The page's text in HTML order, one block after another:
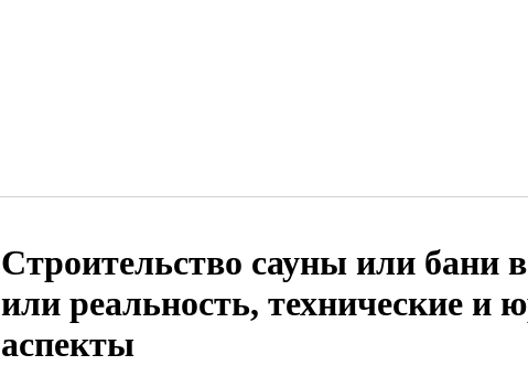
Строительство сауны или бани
или реальность, технические и
аспекты